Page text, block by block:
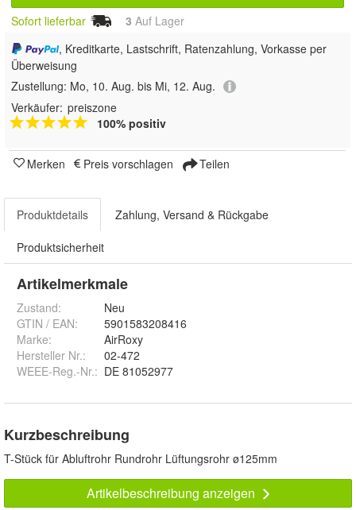
Sofort lieferbar 3 Auf Lager
, Kreditkarte, Lastschrift, Ratenzahlung, Vorkasse per
Überweisung
Zustellung: Mo, 10. Aug. bis Mi, 12. Aug.
Verkäufer: preiszone
100% positiv
Merken Preis vorschlagen Teilen
Produktdetails Zahlung, Versand & Rückgabe
Produktsicherheit
Artikelmerkmale
Zustand:
Neu
GTIN / EAN:
5901583208416
Marke:
AirRoxy
Hersteller Nr.:
02-472
WEEE-Reg.-Nr.: DE 81052977
Kurzbeschreibung
T-Stück für Abluftrohr Rundrohr Lüftungsrohr ø125mm
Artikelbeschreibung anzeigen